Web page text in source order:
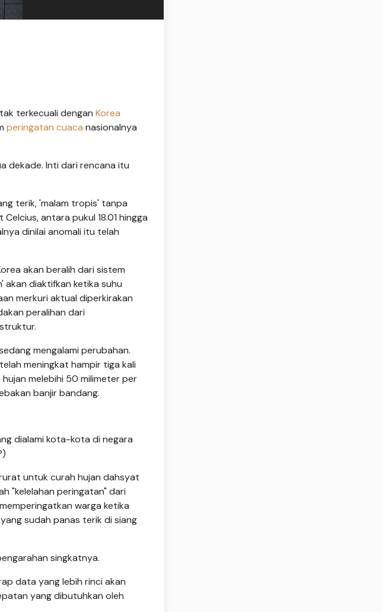
terkecuali dengan Korea
peringatan cuaca nasionalnya
dekade. Inti dari rencana itu
terik, 'malam tropis' tanpa
antara pukul 18.01 hingga
dinilai anomali itu telah
akan beralih dari sistem
diaktifkan ketika suhu
merkuri aktual diperkirakan
peralihan dari
mengalami perubahan.
meningkat hampir tiga kali
melebihi 50 milimeter per
banjir bandang.
dialami kota-kota di negara
untuk curah hujan dahsyat
"kelelahan peringatan" dari
warga ketika
sudah panas terik di siang
singkatnya.
data yang lebih rinci akan
yang dibutuhkan oleh